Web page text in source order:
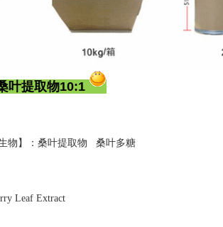
叶提取物10:1
物】：桑叶提取物 桑叶多糖
Leaf Extract